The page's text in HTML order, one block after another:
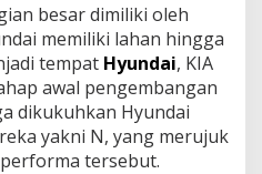
besar dimiliki oleh
memiliki lahan hingga
tempat Hyundai, KIA
awal pengembangan
dikukuhkan Hyundai
yakni N, yang merujuk
tersebut.